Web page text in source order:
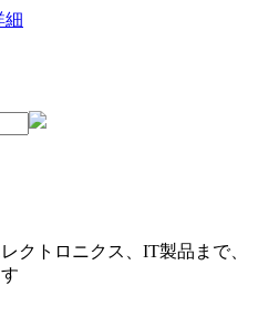
クトロニクス、IT製品まで、